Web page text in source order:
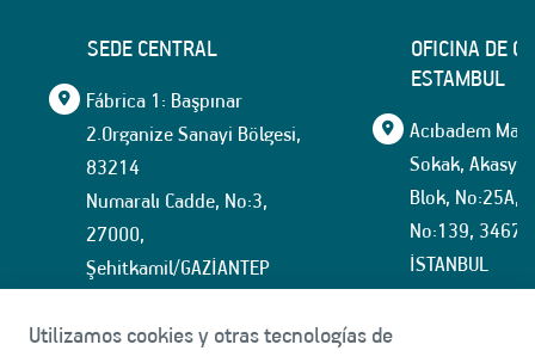
Utilizamos cookies y otras tecnologías de
SEDE CENTRAL
Fábrica 1: Başpınar
2.Organize Sanayi Bölgesi,
83214
Numaralı Cadde, No:3,
27000,
Şehitkamil/GAZİANTEP
OFICINA DE
ESTAMBUL
Acıbadem
Sokak, Akasya
Blok, No:25A,
No:139,
İSTANBUL